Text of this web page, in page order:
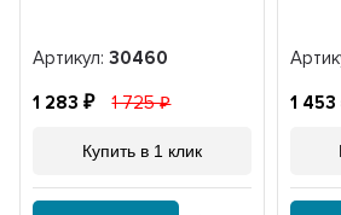
Артикул:30460
1 283 1 725
Купить в 1 клик
1 453